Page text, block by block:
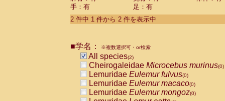
Atelidae Alouatta caraya
AtelidaeAlouatta fusca
AtelidaeAlouatta seniculus
AtelidaeAteles belzebuth
AtelidaeAteles geoffroyi
AtelidaeAteles paniscus(0)
AtelidaeAtelesspp. (0)
AtelidaeLagothrix lagothricha
AtelidaeLagothrix lagothricha cana
PitheciidaeCacajao calvus
手：有
足：有
2 件中 1 件から 2 件を表示中
■学名： ※複数選択可・or検索
All species(2)
Cheirogaleidae Microcebus murinus(0)
Lemuridae Eulemur fulvus(0)
Lemuridae Eulemur macaco(0)
Lemuridae Eulemur mongoz(0)